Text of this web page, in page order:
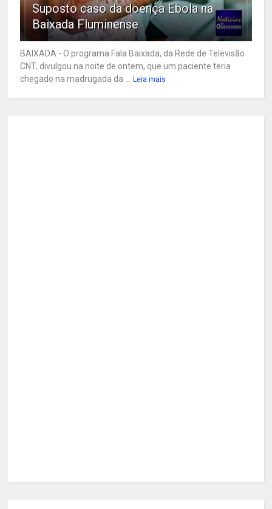
Suposto caso da doença Ebola na
Baixada Fluminense
BAIXADA - O programa Fala Baixada, da Rede de Televisão
CNT, divulgou na noite de ontem, que um paciente teria
chegado na madrugada da ...
Leia mais